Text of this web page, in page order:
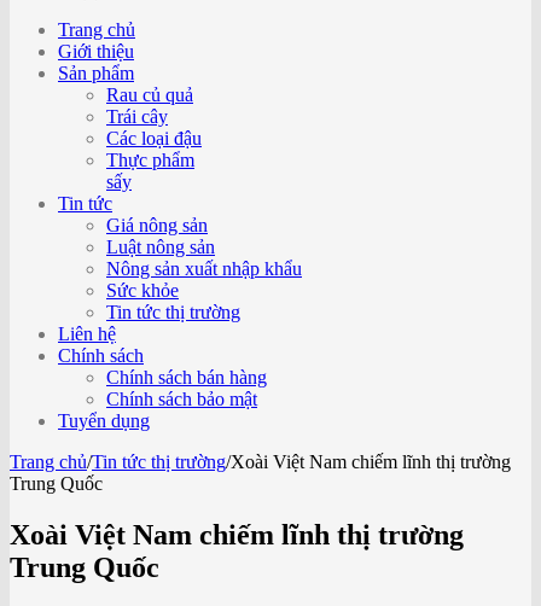
Trang chủ
Giới thiệu
Sản phẩm
Rau củ quả
Trái cây
Các loại đậu
Thực phẩm
sấy
Tin tức
Giá nông sản
Luật nông sản
Nông sản xuất nhập khẩu
Sức khỏe
Tin tức thị trường
Liên hệ
Chính sách
Chính sách bán hàng
Chính sách bảo mật
Tuyển dụng
Trang chủ/Tin tức thị trường/Xoài Việt Nam chiếm lĩnh thị trường
Trung Quốc
Xoài Việt Nam chiếm lĩnh thị trường
Trung Quốc